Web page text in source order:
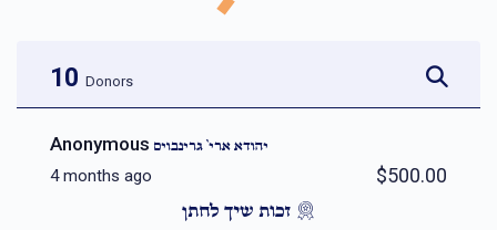
10 Donors
Anonymous יהודא ארי` גרינבוים
4 months ago
$500.00
זכות שיך לחתן